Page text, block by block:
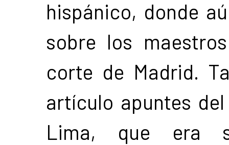
hispánico, donde
sobre los
corte de Madrid.
artículo apuntes
Lima, que era